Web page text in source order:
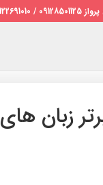
زبان های